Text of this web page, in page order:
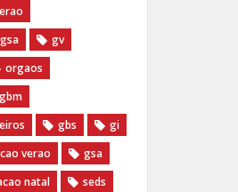
gsa
gv
orgaos
gbm
gbs
gi
verao
gsa
natal
seds